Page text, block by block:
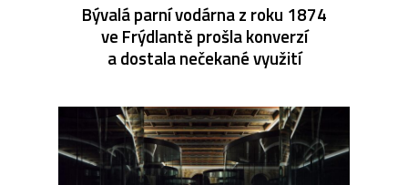
Bývalá parní vodárna z roku 1874
ve Frýdlantě prošla konverzí
a dostala nečekané využití